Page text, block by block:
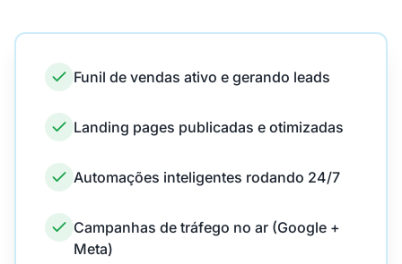
Funil de vendas ativo e gerando leads
Landing pages publicadas e otimizadas
Automações inteligentes rodando 24/7
Campanhas de tráfego no ar (Google +
Meta)